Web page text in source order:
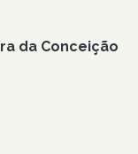
da Conceição